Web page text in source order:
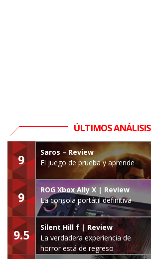
ÚLTIMOS ANÁLISIS
9
Saros – Review
El juego de prueba y aprende
9
ROG Xbox Ally X | Review
La consola portátil definitiva
9.5
Silent Hill f | Review
La verdadera experiencia de
horror está de regreso